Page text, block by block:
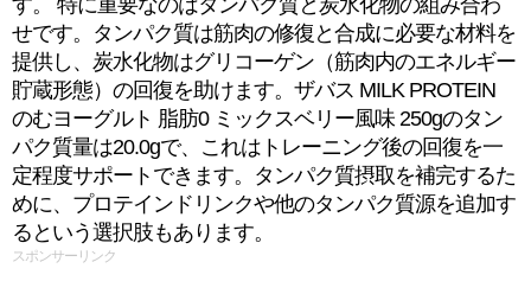
す。 特に重要なのはタンパク質と炭水化物の組み合わ
せです。タンパク質は筋肉の修復と合成に必要な材料を
提供し、炭水化物はグリコーゲン（筋肉内のエネルギー
貯蔵形態）の回復を助けます。ザバス MILK PROTEIN
のむヨーグルト 脂肪0 ミックスベリー風味 250gのタン
パク質量は20.0gで、これはトレーニング後の回復を一
定程度サポートできます。タンパク質摂取を補完するた
めに、プロテインドリンクや他のタンパク質源を追加す
るという選択肢もあります。
スポンサーリンク